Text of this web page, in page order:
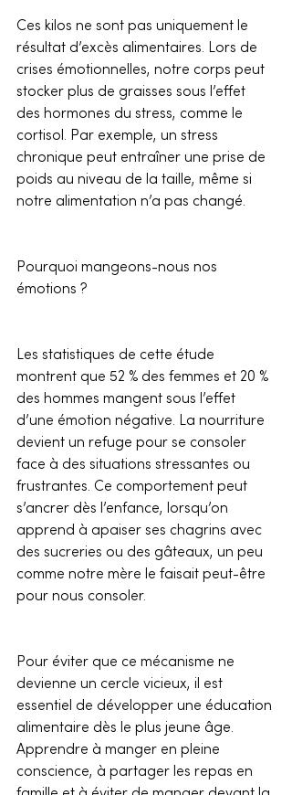
Ces kilos ne sont pas uniquement le
résultat d’excès alimentaires. Lors de
crises émotionnelles, notre corps peut
stocker plus de graisses sous l’effet
des hormones du stress, comme le
cortisol. Par exemple, un stress
chronique peut entraîner une prise de
poids au niveau de la taille, même si
notre alimentation n’a pas changé.
Pourquoi mangeons-nous nos
émotions ?
Les statistiques de cette étude
montrent que 52 % des femmes et 20 %
des hommes mangent sous l’effet
d’une émotion négative. La nourriture
devient un refuge pour se consoler
face à des situations stressantes ou
frustrantes. Ce comportement peut
s’ancrer dès l’enfance, lorsqu’on
apprend à apaiser ses chagrins avec
des sucreries ou des gâteaux, un peu
comme notre mère le faisait peut-être
pour nous consoler.
Pour éviter que ce mécanisme ne
devienne un cercle vicieux, il est
essentiel de développer une éducation
alimentaire dès le plus jeune âge.
Apprendre à manger en pleine
conscience, à partager les repas en